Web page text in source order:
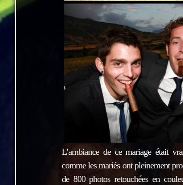
L’ambiance de ce mariage était
comme les mariés ont pleinement
de 800 photos retouchées en